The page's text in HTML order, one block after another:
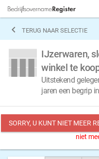
 TERUG NAAR SELECTIE
IJzerwaren,
winkel te
Uitstekend
jaren een begrip
SORRY, U KUNT NIET MEER
niet